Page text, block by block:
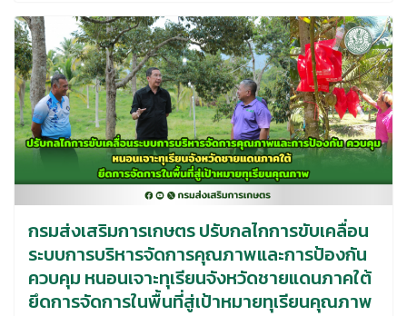
กรมส่งเสริมการเกษตร ปรับกลไกการขับเคลื่อน
ระบบการบริหารจัดการคุณภาพและการป้องกัน
ควบคุม หนอนเจาะทุเรียนจังหวัดชายแดนภาคใต้
ยึดการจัดการในพื้นที่สู่เป้าหมายทุเรียนคุณภาพ